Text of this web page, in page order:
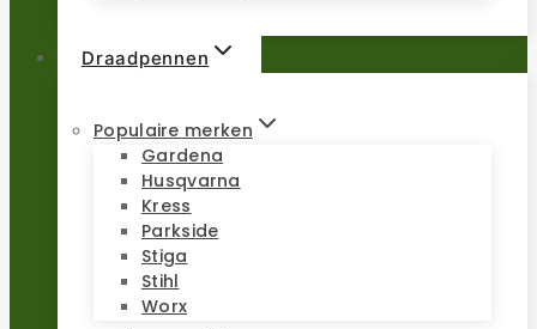
Draadpennen
Populaire merken
Gardena
Husqvarna
Kress
Parkside
Stiga
Stihl
Worx